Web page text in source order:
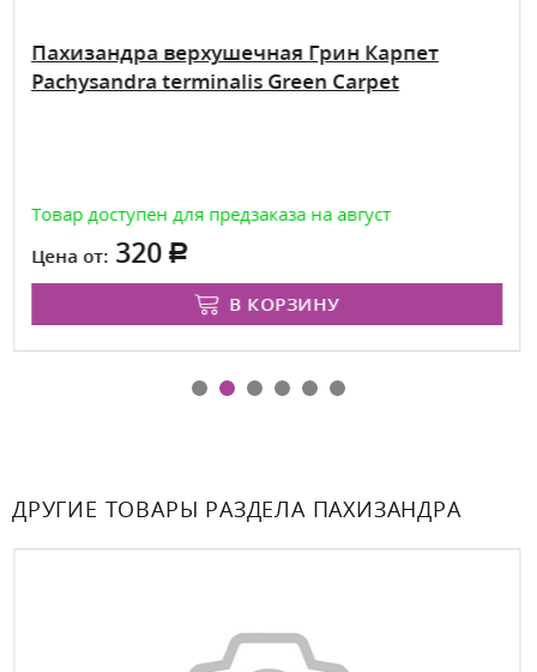
Пахизандра верхушечная Грин Карпет
Pachysandra terminalis Green Carpet
Товар доступен для предзаказа на август
Цена от: 320
В КОРЗИНУ
ДРУГИЕ ТОВАРЫ РАЗДЕЛА ПАХИЗАНДРА